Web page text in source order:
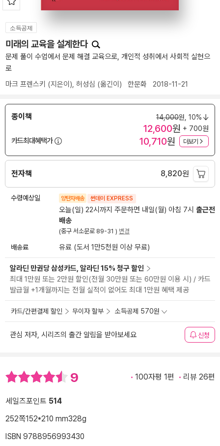
소득공제
미래의 교육을 설계한다
문제 풀이 수업에서 문제 해결 교육으로, 개인적 성취에서 사회적 실현으
로
마크 프렌스키 (지은이), 허성심 (옮긴이) 한문화 2018-11-21
종이책 14,000원, 10%
12,600원 + 700원
카드최대혜택가
10,710원 더보기
전자책 8,820원
수령예상일 양탄자배송 썬데이 EXPRESS
오늘(일) 22시까지 주문하면 내일(월) 아침 7시 출근전
배송
(중구 서소문로 89-31 ) 변경
배송료 유료 (도서 1만5천원 이상 무료)
알라딘 만권당 삼성카드, 알라딘 15% 청구 할인
최대 1만원 또는 2만원 할인(전월 30만원 또는 60만원 이용 시) / 카드
발급월 +1개월까지는 전월 실적이 없어도 최대 1만원 혜택 제공
카드/간편결제 할인 무이자 할부 소득공제 570원
관심 저자, 시리즈의 출간 알림을 받아보세요 신청
9 100자평 1편 리뷰 26편
세일즈포인트 514
252쪽152*210 mm328g
ISBN 9788956993430